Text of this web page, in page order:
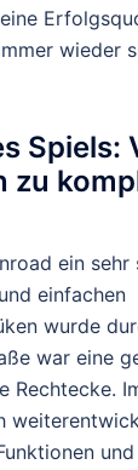
wieder
Spiels:
zu
ein sehr
einfachen
wurde
war eine
Rechtecke.